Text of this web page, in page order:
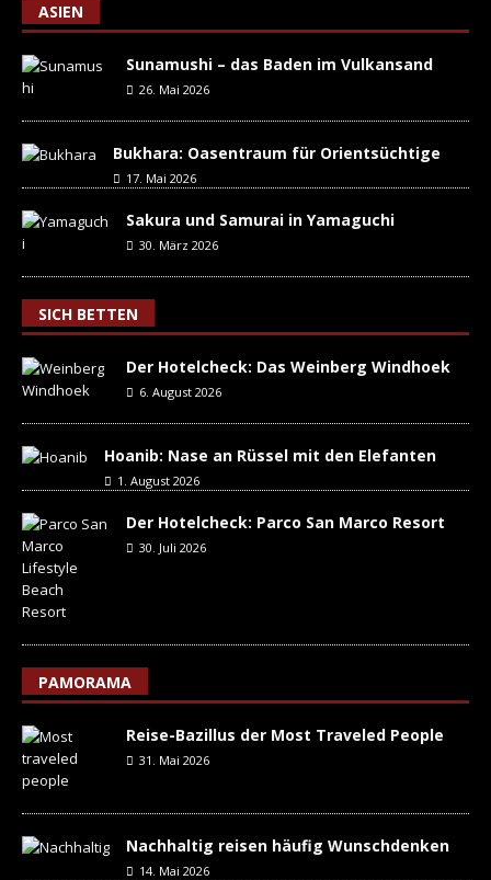
ASIEN
Sunamushi – das Baden im Vulkansand
26. Mai 2026
Bukhara: Oasentraum für Orientsüchtige
17. Mai 2026
Sakura und Samurai in Yamaguchi
30. März 2026
SICH BETTEN
Der Hotelcheck: Das Weinberg Windhoek
6. August 2026
Hoanib: Nase an Rüssel mit den Elefanten
1. August 2026
Der Hotelcheck: Parco San Marco Resort
30. Juli 2026
PAMORAMA
Reise-Bazillus der Most Traveled People
31. Mai 2026
Nachhaltig reisen häufig Wunschdenken
14. Mai 2026